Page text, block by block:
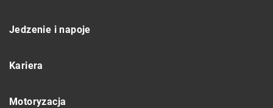
Jedzenie i napoje
Kariera
Motoryzacja